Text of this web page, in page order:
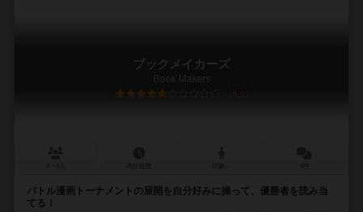
ブックメイカーズ
Book Makers
5.9
バトル漫画トーナメントの展開を自分好みに操って、優勝者を読み当
てる！